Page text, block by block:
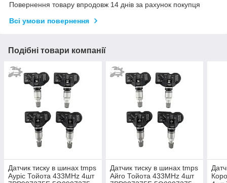
Повернення товару впродовж 14 днів за рахунок покупця
Всі умови повернення
Подібні товари компанії
Датчик тиску в шинах tmps
Ауріс Тойота 433MHz 4шт
Датчик тиску в шинах tmps
Айго Тойота 433MHz 4шт